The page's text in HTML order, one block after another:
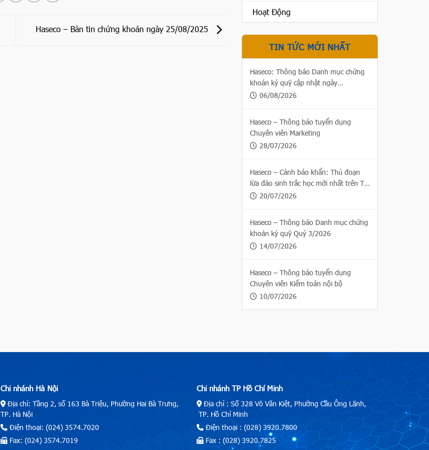
Haseco – Bản tin chứng khoán ngày 25/08/2025
Hoạt Động
TIN TỨC MỚI NHẤT
Haseco: Thông báo Danh mục chứng
khoán ký quỹ cập nhật ngày
06/08/2026
06/08/2026
Haseco – Thông báo tuyển dụng
Chuyên viên Marketing
28/07/2026
Haseco – Cảnh báo khẩn: Thủ đoạn
lừa đảo sinh trắc học mới nhất trên Thị
trường chứng khoán
20/07/2026
Haseco – Thông báo Danh mục chứng
khoán ký quỹ Quý 3/2026
14/07/2026
Haseco – Thông báo tuyển dụng
Chuyên viên Kiểm toán nội bộ
10/07/2026
Chi nhánh Hà Nội
Địa chỉ: Tầng 2, số 163 Bà Triệu, Phường Hai Bà Trưng,
TP. Hà Nội
Điện thoại: (024) 3574.7020
Fax: (024) 3574.7019
Chi nhánh TP Hồ Chí Minh
Địa chỉ : Số 328 Võ Văn Kiệt, Phường Cầu Ông Lãnh,
TP. Hồ Chí Minh
Điện thoại : (028) 3920.7800
Fax : (028) 3920.7825